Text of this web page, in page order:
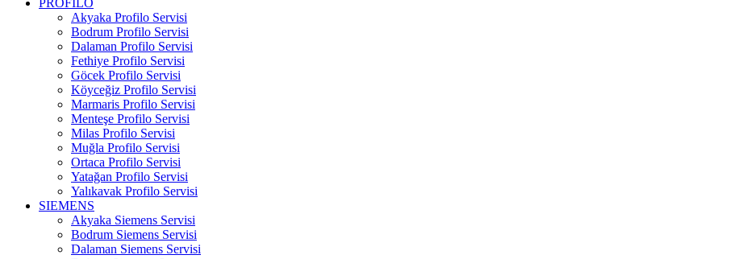
PROFILO
Akyaka Profilo Servisi
Bodrum Profilo Servisi
Dalaman Profilo Servisi
Fethiye Profilo Servisi
Göcek Profilo Servisi
Köyceğiz Profilo Servisi
Marmaris Profilo Servisi
Menteşe Profilo Servisi
Milas Profilo Servisi
Muğla Profilo Servisi
Ortaca Profilo Servisi
Yatağan Profilo Servisi
Yalıkavak Profilo Servisi
SIEMENS
Akyaka Siemens Servisi
Bodrum Siemens Servisi
Dalaman Siemens Servisi